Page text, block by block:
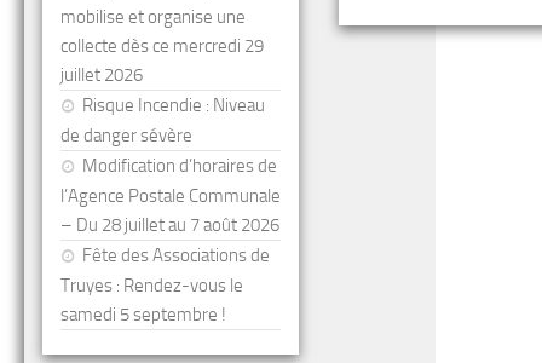
mobilise et organise une
collecte dès ce mercredi 29
juillet 2026
Risque Incendie : Niveau
de danger sévère
Modification d’horaires de
l’Agence Postale Communale
– Du 28 juillet au 7 août 2026
Fête des Associations de
Truyes : Rendez-vous le
samedi 5 septembre !